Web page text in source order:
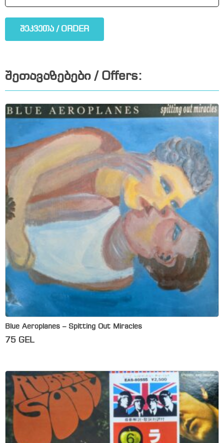
შეკვეთა / ORDER
შეთავაზებები / Offers:
Blue Aeroplanes – Spitting Out Miracles
75 GEL